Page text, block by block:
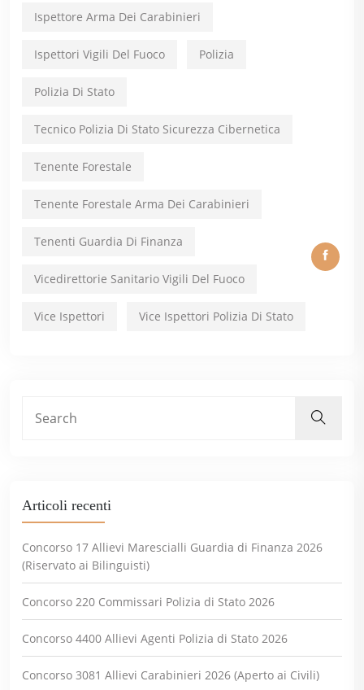
Ispettore Arma Dei Carabinieri
Ispettori Vigili Del Fuoco Polizia
Polizia Di Stato
Tecnico Polizia Di Stato Sicurezza Cibernetica
Tenente Forestale
Tenente Forestale Arma Dei Carabinieri
Tenenti Guardia Di Finanza
Vicedirettorie Sanitario Vigili Del Fuoco
Vice Ispettori Vice Ispettori Polizia Di Stato
Articoli recenti
Concorso 17 Allievi Marescialli Guardia di Finanza 2026
(Riservato ai Bilinguisti)
Concorso 220 Commissari Polizia di Stato 2026
Concorso 4400 Allievi Agenti Polizia di Stato 2026
Concorso 3081 Allievi Carabinieri 2026 (Aperto ai Civili)